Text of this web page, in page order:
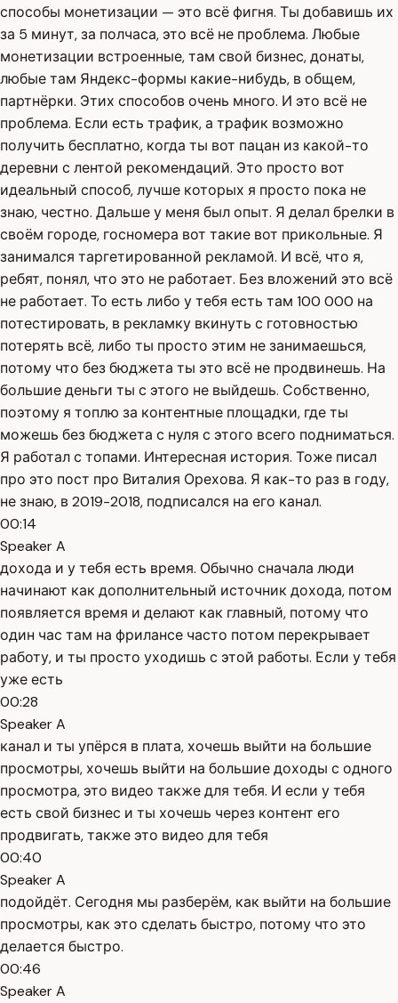
способы монетизации — это всё фигня. Ты добавишь их
за 5 минут, за полчаса, это всё не проблема. Любые
монетизации встроенные, там свой бизнес, донаты,
любые там Яндекс-формы какие-нибудь, в общем,
партнёрки. Этих способов очень много. И это всё не
проблема. Если есть трафик, а трафик возможно
получить бесплатно, когда ты вот пацан из какой-то
деревни с лентой рекомендаций. Это просто вот
идеальный способ, лучше которых я просто пока не
знаю, честно. Дальше у меня был опыт. Я делал брелки в
своём городе, госномера вот такие вот прикольные. Я
занимался таргетированной рекламой. И всё, что я,
ребят, понял, что это не работает. Без вложений это всё
не работает. То есть либо у тебя есть там 100 000 на
потестировать, в рекламку вкинуть с готовностью
потерять всё, либо ты просто этим не занимаешься,
потому что без бюджета ты это всё не продвинешь. На
большие деньги ты с этого не выйдешь. Собственно,
поэтому я топлю за контентные площадки, где ты
можешь без бюджета с нуля с этого всего подниматься.
Я работал с топами. Интересная история. Тоже писал
про это пост про Виталия Орехова. Я как-то раз в году,
не знаю, в 2019-2018, подписался на его канал.
00:14
Speaker A
дохода и у тебя есть время. Обычно сначала люди
начинают как дополнительный источник дохода, потом
появляется время и делают как главный, потому что
один час там на фрилансе часто потом перекрывает
работу, и ты просто уходишь с этой работы. Если у тебя
уже есть
00:28
Speaker A
канал и ты упёрся в плата, хочешь выйти на большие
просмотры, хочешь выйти на большие доходы с одного
просмотра, это видео также для тебя. И если у тебя
есть свой бизнес и ты хочешь через контент его
продвигать, также это видео для тебя
00:40
Speaker A
подойдёт. Сегодня мы разберём, как выйти на большие
просмотры, как это сделать быстро, потому что это
делается быстро.
00:46
Speaker A